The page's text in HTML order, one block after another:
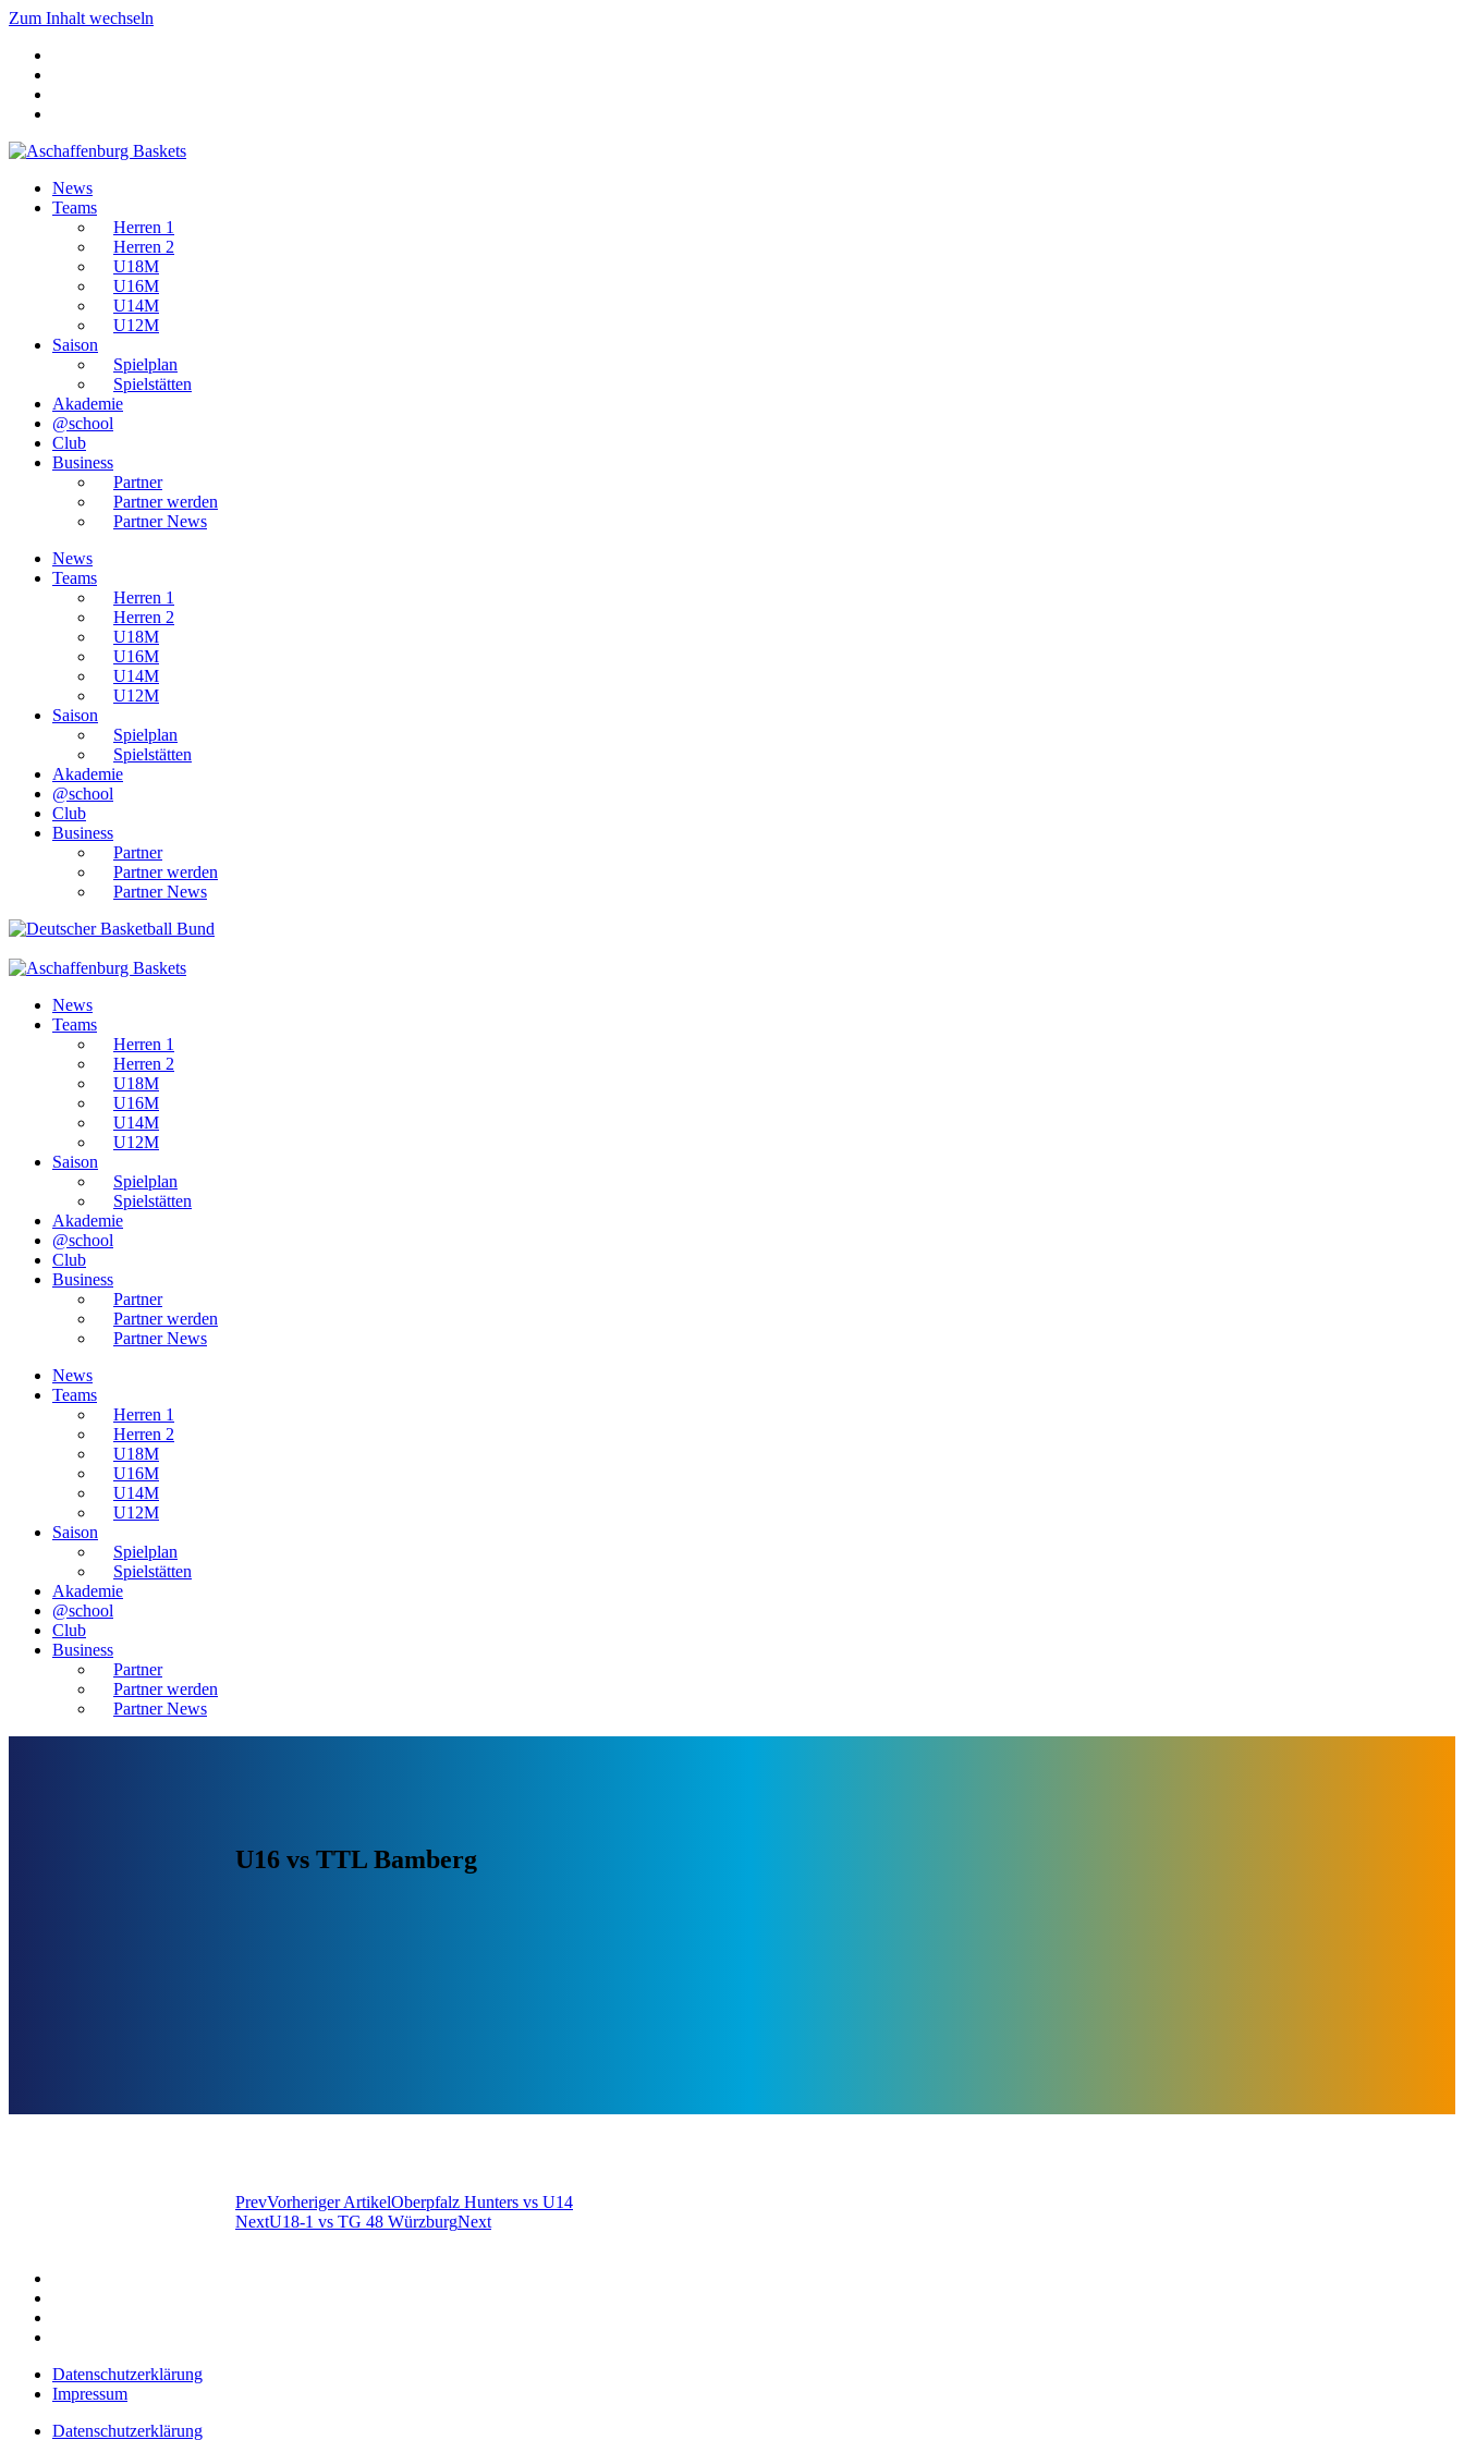
Zum Inhalt wechseln
News
Teams
Herren 1
Herren 2
U18M
U16M
U14M
U12M
Saison
Spielplan
Spielstätten
Akademie
@school
Club
Business
Partner
Partner werden
Partner News
News
Teams
Herren 1
Herren 2
U18M
U16M
U14M
U12M
Saison
Spielplan
Spielstätten
Akademie
@school
Club
Business
Partner
Partner werden
Partner News
News
Teams
Herren 1
Herren 2
U18M
U16M
U14M
U12M
Saison
Spielplan
Spielstätten
Akademie
@school
Club
Business
Partner
Partner werden
Partner News
News
Teams
Herren 1
Herren 2
U18M
U16M
U14M
U12M
Saison
Spielplan
Spielstätten
Akademie
@school
Club
Business
Partner
Partner werden
Partner News
U16 vs TTL Bamberg
PrevVorheriger ArtikelOberpfalz Hunters vs U14
NextU18-1 vs TG 48 WürzburgNext
Datenschutzerklärung
Impressum
Datenschutzerklärung